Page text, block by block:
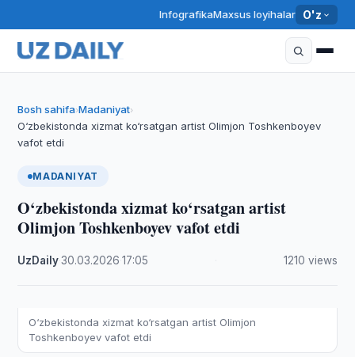
InfografikaMaxsus loyihalar O'z
Bosh sahifa›Madaniyat›
O‘zbekistonda xizmat ko‘rsatgan artist Olimjon Toshkenboyev
vafot etdi
MADANIYAT
O‘zbekistonda xizmat ko‘rsatgan artist
Olimjon Toshkenboyev vafot etdi
UzDaily·30.03.2026 ·17:05 1210 views
O‘zbekistonda xizmat ko‘rsatgan artist Olimjon
Toshkenboyev vafot etdi